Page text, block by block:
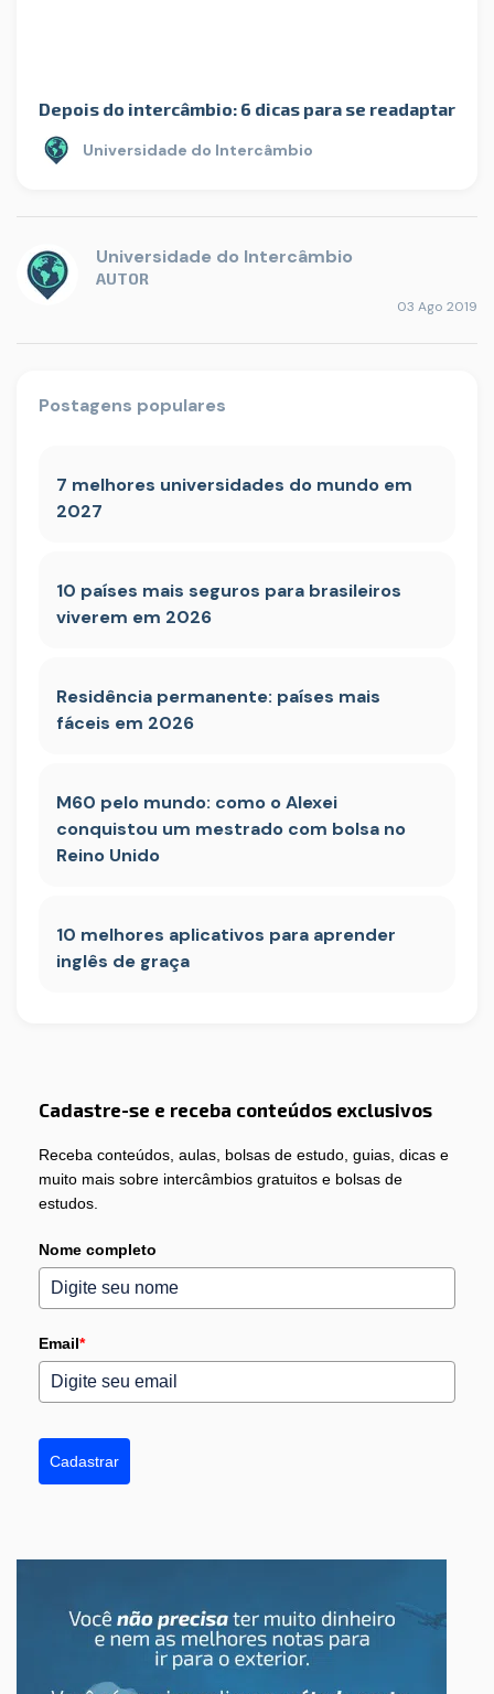
Depois do intercâmbio: 6 dicas para se readaptar
Universidade do Intercâmbio
Universidade do Intercâmbio
AUTOR
03 Ago 2019
Postagens populares
7 melhores universidades do mundo em
2027
10 países mais seguros para brasileiros
viverem em 2026
Residência permanente: países mais
fáceis em 2026
M60 pelo mundo: como o Alexei
conquistou um mestrado com bolsa no
Reino Unido
10 melhores aplicativos para aprender
inglês de graça
Cadastre-se e receba conteúdos exclusivos
Receba conteúdos, aulas, bolsas de estudo, guias, dicas e
muito mais sobre intercâmbios gratuitos e bolsas de
estudos.
Nome completo
Email*
Cadastrar